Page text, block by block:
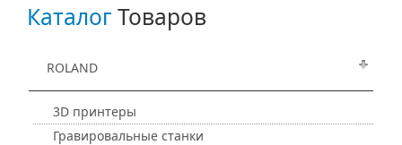
КаталогТоваров
ROLAND
3D принтеры
Гравировальные станки